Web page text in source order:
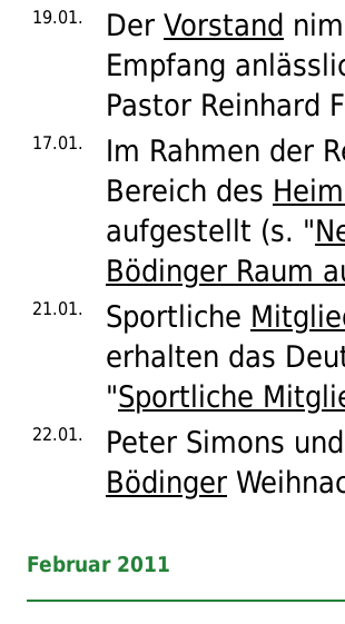
19.01. Der Vorstand
Empfang
Pastor Reinhard
17.01.
Im Rahmen der
Bereich des
aufgestellt (s. "
Bödinger Raum
21.01. Sportliche
erhalten das
"Sportliche
22.01.
Peter Simons
Bödinger
Februar 2011